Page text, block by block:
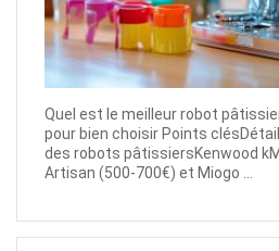
Quel est le meilleur robot
pour bien choisir Points
des robots pâtissiersKenwood
Artisan (500-700€) et Miogo ...